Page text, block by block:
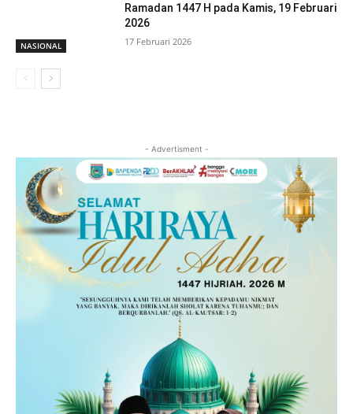
NASIONAL
Ramadan 1447 H pada Kamis, 19 Februari
2026
17 Februari 2026
- Advertisment -